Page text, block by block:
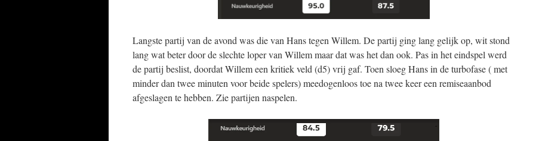
Langste partij van de avond was die van Hans tegen Willem. De partij ging lang gelijk op, wit stond
lang wat beter door de slechte loper van Willem maar dat was het dan ook. Pas in het eindspel werd
de partij beslist, doordat Willem een kritiek veld (d5) vrij gaf. Toen sloeg Hans in de turbofase ( met
minder dan twee minuten voor beide spelers) meedogenloos toe na twee keer een remiseaanbod
afgeslagen te hebben. Zie partijen naspelen.